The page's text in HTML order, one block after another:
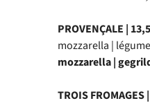
PROVENÇALE |
mozzarella |
mozzarella |
TROIS FROMAGES